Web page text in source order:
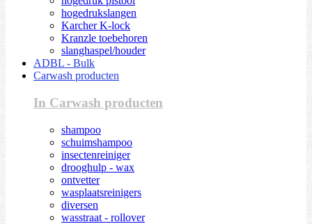
hogedrukslangen
Karcher K-lock
Kranzle toebehoren
slanghaspel/houder
ADBL - Bulk
Carwash producten
In Carwash producten
shampoo
schuimshampoo
insectenreiniger
drooghulp - wax
ontvetter
wasplaatsreinigers
diversen
wasstraat - rollover